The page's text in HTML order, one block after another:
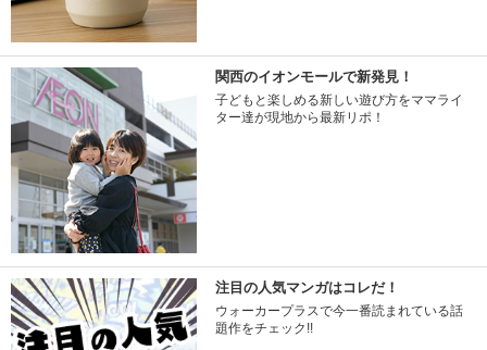
関西のイオンモールで新発見！
子どもと楽しめる新しい遊び方をママライ
ター達が現地から最新リポ！
注目の人気マンガはコレだ！
ウォーカープラスで今一番読まれている話
題作をチェック!!